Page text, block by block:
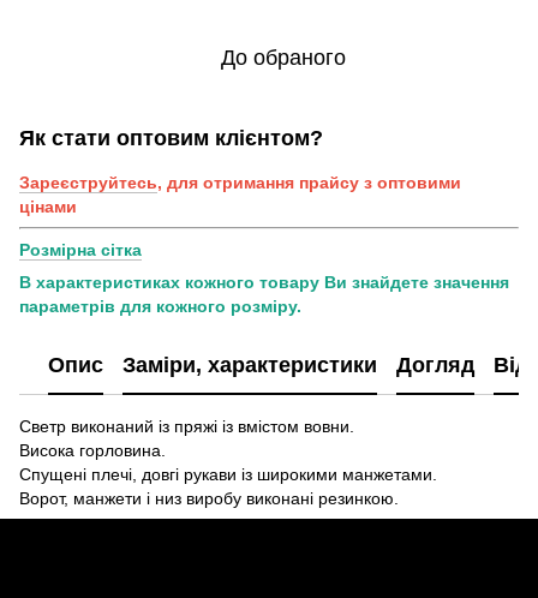
До обраного
Як стати оптовим клієнтом?
Зареєструйтесь, для отримання прайсу з оптовими
цінами
Розмірна сітка
В характеристиках кожного товару Ви знайдете значення
параметрів для кожного розміру.
Опис Заміри, характеристики Догляд
Светр виконаний із пряжі із вмістом вовни.
Висока горловина.
Спущені плечі, довгі рукави із широкими манжетами.
Ворот, манжети і низ виробу виконані резинкою.